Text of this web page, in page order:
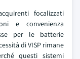
focalizzati
e convenienza
per le batterie
di VISP rimane
questi sistemi